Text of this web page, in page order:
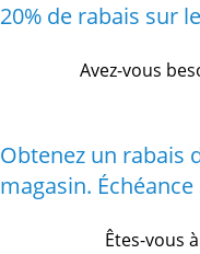
20% de rabais sur
Avez-vous
Obtenez un rabais
magasin.
Êtes-vous